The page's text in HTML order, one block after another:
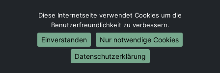
Umzüge-Deutschlandweit
Umzug von Remscheid nach Berlin
Umzug von Remscheid nach Hamburg
Umzug von Remscheid nach München
Umzug von Remscheid nach Köln
Diese Internetseite verwendet Cookies um die
Benutzerfreundlichkeit zu verbessern.
Einverstanden
Nur notwendige Cookies
Datenschutzerklärung